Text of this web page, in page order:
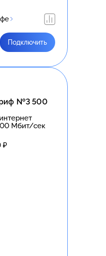
Подключить
№3 500
Мбит/сек
₽